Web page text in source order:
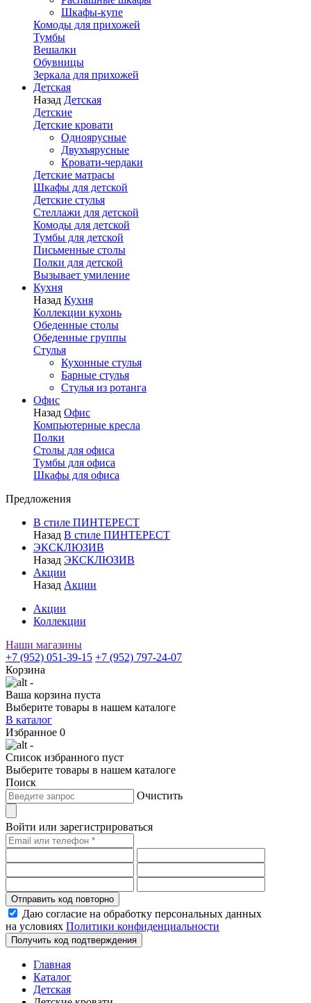
Шкафы-купе
Комоды для прихожей
Тумбы
Вешалки
Обувницы
Зеркала для прихожей
Детская
Назад Детская
Детские
Детские кровати
Одноярусные
Двухъярусные
Кровати-чердаки
Детские матрасы
Шкафы для детской
Детские стулья
Стеллажи для детской
Комоды для детской
Тумбы для детской
Письменные столы
Полки для детской
Вызывает умиление
Кухня
Назад Кухня
Коллекции кухонь
Обеденные столы
Обеденные группы
Стулья
Кухонные стулья
Барные стулья
Стулья из ротанга
Офис
Назад Офис
Компьютерные кресла
Полки
Столы для офиса
Тумбы для офиса
Шкафы для офиса
Предложения
В стиле ПИНТЕРЕСТ
Назад В стиле ПИНТЕРЕСТ
ЭКСКЛЮЗИВ
Назад ЭКСКЛЮЗИВ
Акции
Назад Акции
Акции
Коллекции
Наши магазины
+7 (952) 051-39-15 +7 (952) 797-24-07
Корзина
-
Ваша корзина пуста
Выберите товары в нашем каталоге
В каталог
Избранное 0
-
Список избранного пуст
Выберите товары в нашем каталоге
Поиск
Очистить
Войти или зарегистрироваться
Отправить код повторно
Даю согласие на обработку персональных данных
на условиях Политики конфиденциальности
Получить код подтверждения
Главная
Каталог
Детская